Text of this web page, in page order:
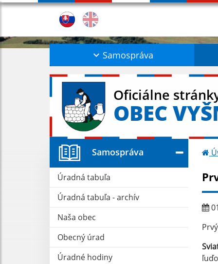
Samospráva
Oficiálne
OBEC
Samospráva
Úradná tabuľa
Úradná tabuľa - archív
Naša obec
Obecný úrad
Úradné hodiny